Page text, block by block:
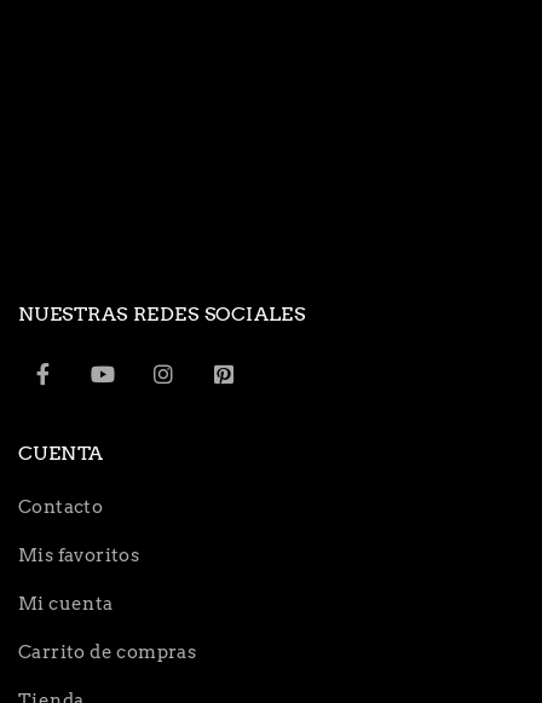
NUESTRAS REDES SOCIALES
CUENTA
Contacto
Mis favoritos
Mi cuenta
Carrito de compras